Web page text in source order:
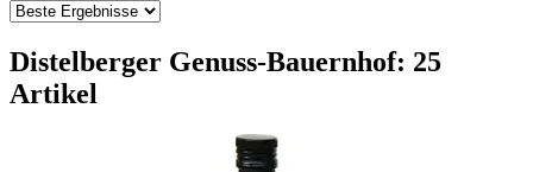
Distelberger Genuss-Bauernhof: 25
Artikel